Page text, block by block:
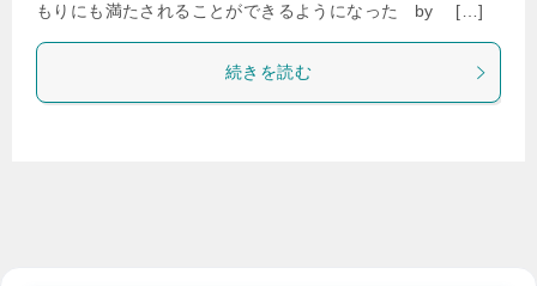
もりにも満たされることができるようになった by […]
続きを読む